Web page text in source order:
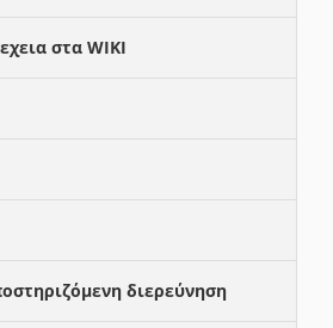
στα WIKI
διερεύνηση